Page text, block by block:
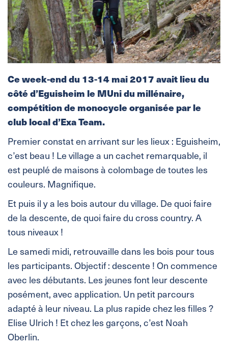
Ce week-end du 13-14 mai 2017 avait lieu du
côté d’Eguisheim le MUni du millénaire,
compétition de monocycle organisée par le
club local d’Exa Team.
Premier constat en arrivant sur les lieux : Eguisheim,
c’est beau ! Le village a un cachet remarquable, il
est peuplé de maisons à colombage de toutes les
couleurs. Magnifique.
Et puis il y a les bois autour du village. De quoi faire
de la descente, de quoi faire du cross country. A
tous niveaux !
Le samedi midi, retrouvaille dans les bois pour tous
les participants. Objectif : descente ! On commence
avec les débutants. Les jeunes font leur descente
posément, avec application. Un petit parcours
adapté à leur niveau. La plus rapide chez les filles ?
Elise Ulrich ! Et chez les garçons, c’est Noah
Oberlin.